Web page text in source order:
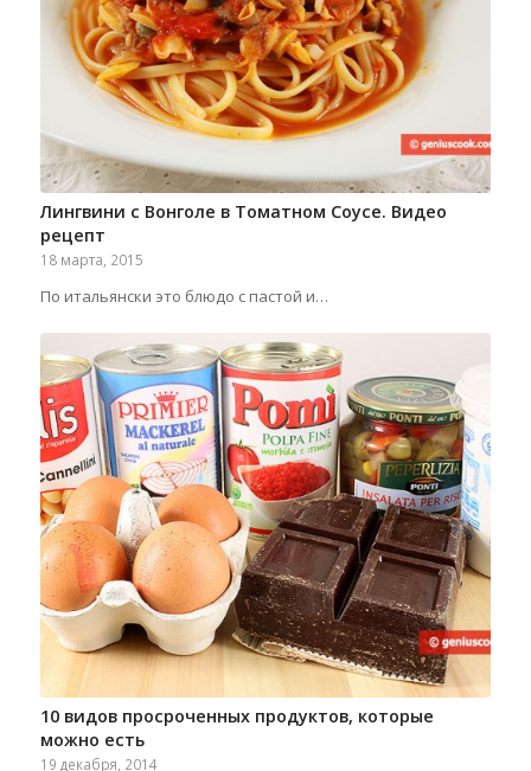
Лингвини с Вонголе в Томатном Соусе. Видео
рецепт
18 марта, 2015
По итальянски это блюдо с пастой и…
10 видов просроченных продуктов, которые
можно есть
19 декабря, 2014